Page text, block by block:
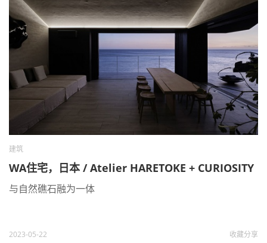
建筑
WA住宅，日本 / Atelier HARETOKE + CURIOSITY
与自然礁石融为一体
2023-05-22 收藏分享